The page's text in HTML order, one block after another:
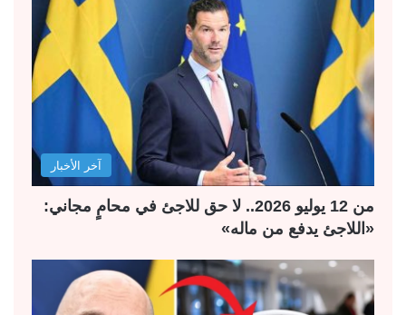
آخر الأخبار
من 12 يوليو 2026.. لا حق للاجئ في محامٍ مجاني:
«اللاجئ يدفع من ماله»